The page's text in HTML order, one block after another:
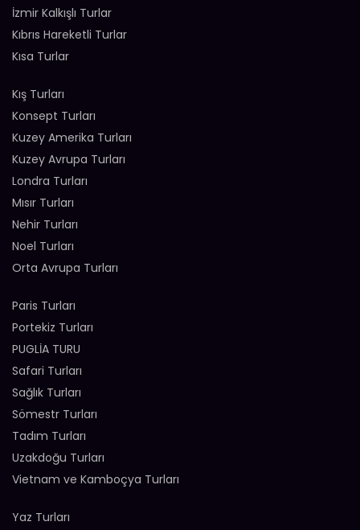
İzmir Kalkışlı Turlar
Kıbrıs Hareketli Turlar
Kısa Turlar
Kış Turları
Konsept Turları
Kuzey Amerika Turları
Kuzey Avrupa Turları
Londra Turları
Mısır Turları
Nehir Turları
Noel Turları
Orta Avrupa Turları
Paris Turları
Portekiz Turları
PUGLİA TURU
Safari Turları
Sağlık Turları
Sömestr Turları
Tadım Turları
Uzakdoğu Turları
Vietnam ve Kamboçya Turları
Yaz Turları